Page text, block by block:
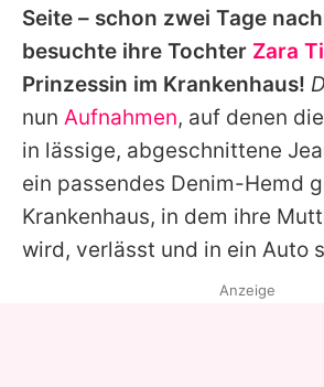
Seite – schon zwei Tage
besuchte ihre Tochter Zara
Prinzessin im Krankenhaus!
nun Aufnahmen, auf denen
in lässige, abgeschnittene
ein passendes Denim-Hemd
Krankenhaus, in dem ihre
wird, verlässt und in ein Auto
Anzeige